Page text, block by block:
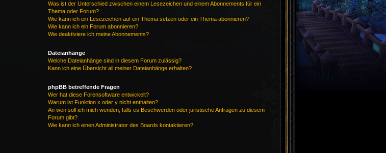
Was ist der Unterschied zwischen einem Lesezeichen und einem Abonnements für ein
Thema oder Forum?
Wie kann ich ein Lesezeichen auf ein Thema setzen oder ein Thema abonnieren?
Wie kann ich ein Forum abonnieren?
Wie deaktiviere ich meine Abonnements?
Dateianhänge
Welche Dateianhänge sind in diesem Forum zulässig?
Kann ich eine Übersicht all meiner Dateianhänge erhalten?
phpBB betreffende Fragen
Wer hat diese Forensoftware entwickelt?
Warum ist Funktion x oder y nicht enthalten?
An wen soll ich mich wenden, falls es Beschwerden oder juristische Anfragen zu diesem
Forum gibt?
Wie kann ich einen Administrator des Boards kontaktieren?